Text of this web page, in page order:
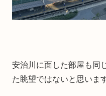
安治川に面した部屋も同
た眺望ではないと思いま